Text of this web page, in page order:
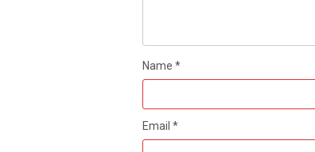
Name *
Email *